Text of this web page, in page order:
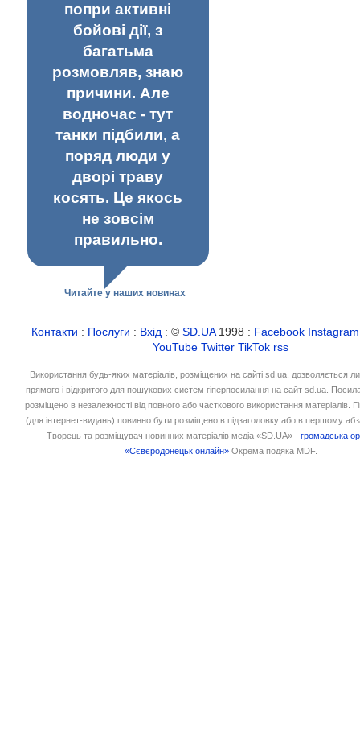
попри активні
бойові дії, з
багатьма
розмовляв, знаю
причини. Але
водночас - тут
танки підбили, а
поряд люди у
дворі траву
косять. Це якось
не зовсім
правильно.
Читайте у наших новинах
Контакти : Послуги : Вхід : ©SD.UA1998 : Facebook Instagram
YouTube Twitter TikTok rss
Використання будь-яких матеріалів, розміщених на сайті sd.ua, дозволяється
прямого і відкритого для пошукових систем гіперпосилання на сайт sd.ua.
розміщено в незалежності від повного або часткового використання матеріалів.
(для інтернет-видань) повинно бути розміщено в підзаголовку або в першому
Творець та розміщувач новинних матеріалів медіа «SD.UA» -громадська
«Сєвєродонецьк онлайн» Окрема подяка MDF.